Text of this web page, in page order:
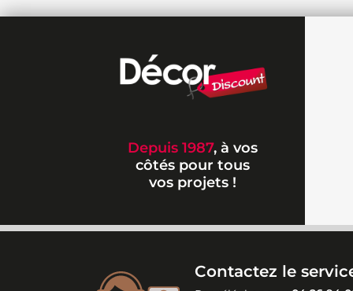
Depuis 1987, à vos
côtés pour tous
vos projets !
Contactez le